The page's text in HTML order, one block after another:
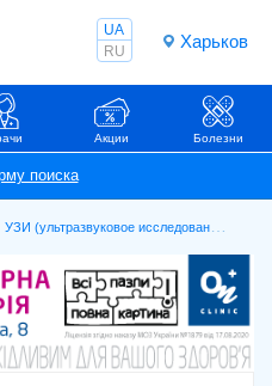
Харьков
UA
RU
Акции Болезни
УЗИ (ультразвуковое исследование)